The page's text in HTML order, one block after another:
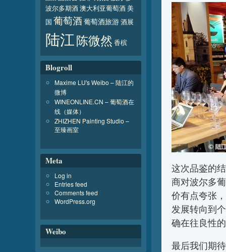
这次品鉴的
商对波尔多
价有点夸张
发展转向到
确在往良性
最后我们期
波尔多期酒澳大利亚葡萄酒美
国 葡萄酒葡萄酒旅游酒展
陆江陈微然 香槟
Blogroll
Maxime LU's Weibo – 陆江的
微博
WINEONLINE.CN – 葡萄酒在
线（媒体）
ZHIZHEN Painting Studio –
至臻画室
Meta
Log in
Entries feed
Comments feed
WordPress.org
Weibo